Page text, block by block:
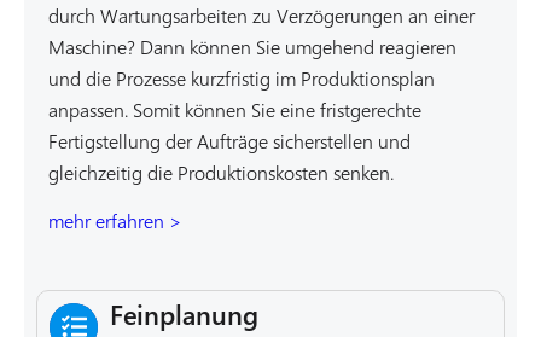
durch Wartungsarbeiten zu Verzögerungen an einer
Maschine? Dann können Sie umgehend reagieren
und die Prozesse kurzfristig im Produktionsplan
anpassen. Somit können Sie eine fristgerechte
Fertigstellung der Aufträge sicherstellen und
gleichzeitig die Produktionskosten senken.
mehr erfahren >
Feinplanung